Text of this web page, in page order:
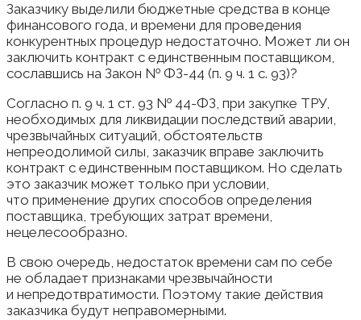
Заказчику выделили бюджетные средства в конце
финансового года, и времени для проведения
конкурентных процедур недостаточно. Может ли он
заключить контракт с единственным поставщиком,
сославшись на Закон № ФЗ-44 (п. 9 ч. 1 с. 93)?
Согласно п. 9 ч. 1 ст. 93 № 44-ФЗ, при закупке ТРУ,
необходимых для ликвидации последствий аварии,
чрезвычайных ситуаций, обстоятельств
непреодолимой силы, заказчик вправе заключить
контракт с единственным поставщиком. Но сделать
это заказчик может только при условии,
что применение других способов определения
поставщика, требующих затрат времени,
нецелесообразно.
В свою очередь, недостаток времени сам по себе
не обладает признаками чрезвычайности
и непредотвратимости. Поэтому такие действия
заказчика будут неправомерными.